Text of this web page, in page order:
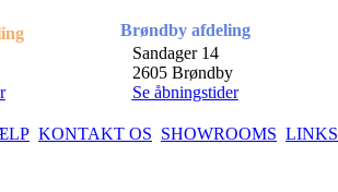
Brøndby afdeling
Sandager 14
2605 Brøndby
Se åbningstider
KONTAKT OS SHOWROOMS LINKS